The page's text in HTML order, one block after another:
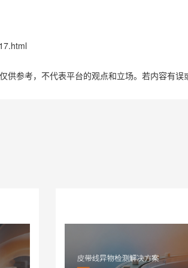
供参考，不代表平台的观点和立场。若内容有